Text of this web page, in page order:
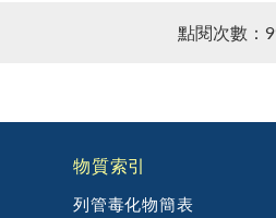
點閱次數：
物質索引
列管毒化物簡表